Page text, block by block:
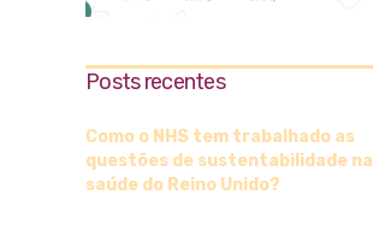
Posts recentes
Como o NHS tem trabalhado as
questões de sustentabilidade na
saúde do Reino Unido?